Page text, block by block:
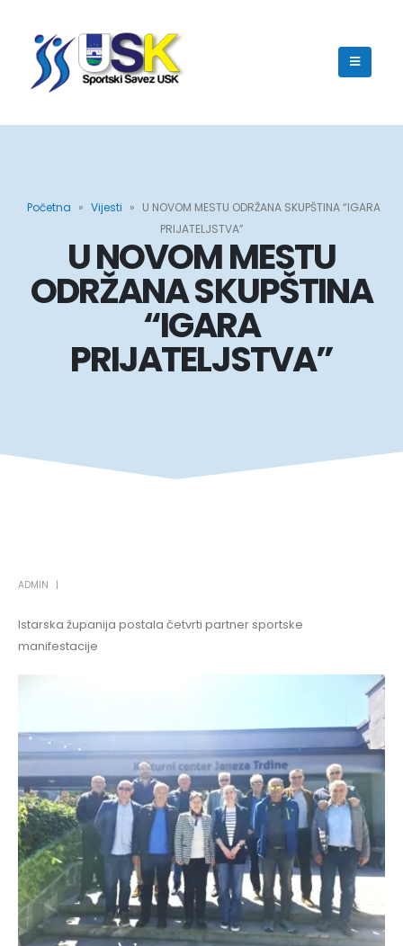
Početna » Vijesti » U NOVOM MESTU ODRŽANA SKUPŠTINA “IGARA
PRIJATELJSTVA”
U NOVOM MESTU
ODRŽANA SKUPŠTINA
“IGARA
PRIJATELJSTVA”
ADMIN
Istarska županija postala četvrti partner sportske
manifestacije